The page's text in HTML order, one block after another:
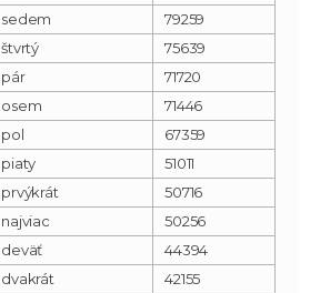
sedem
79259
štvrtý
75639
pár
71720
osem
71446
pol
67359
piaty
51011
prvýkrát
50716
najviac
50256
deväť
44394
dvakrát
42155